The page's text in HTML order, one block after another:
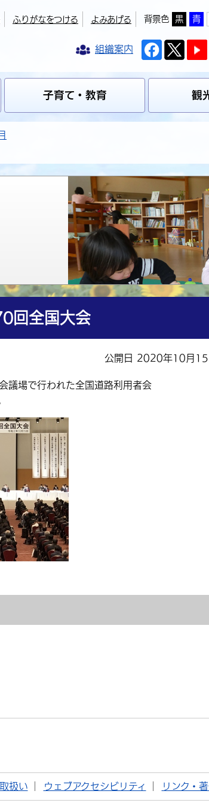
ふりがなをつける よみあげる 背景色 黒 青
組織案内
子育て・教育 観
回全国大会
公開日 2020年10月15
場で行われた全国道路利用者会
扱い ウェブアクセシビリティ リンク・